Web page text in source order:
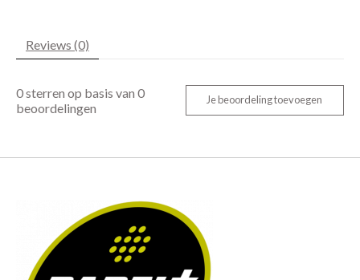
Reviews (0)
0sterren op basis van 0
beoordelingen
Je beoordeling toevoegen